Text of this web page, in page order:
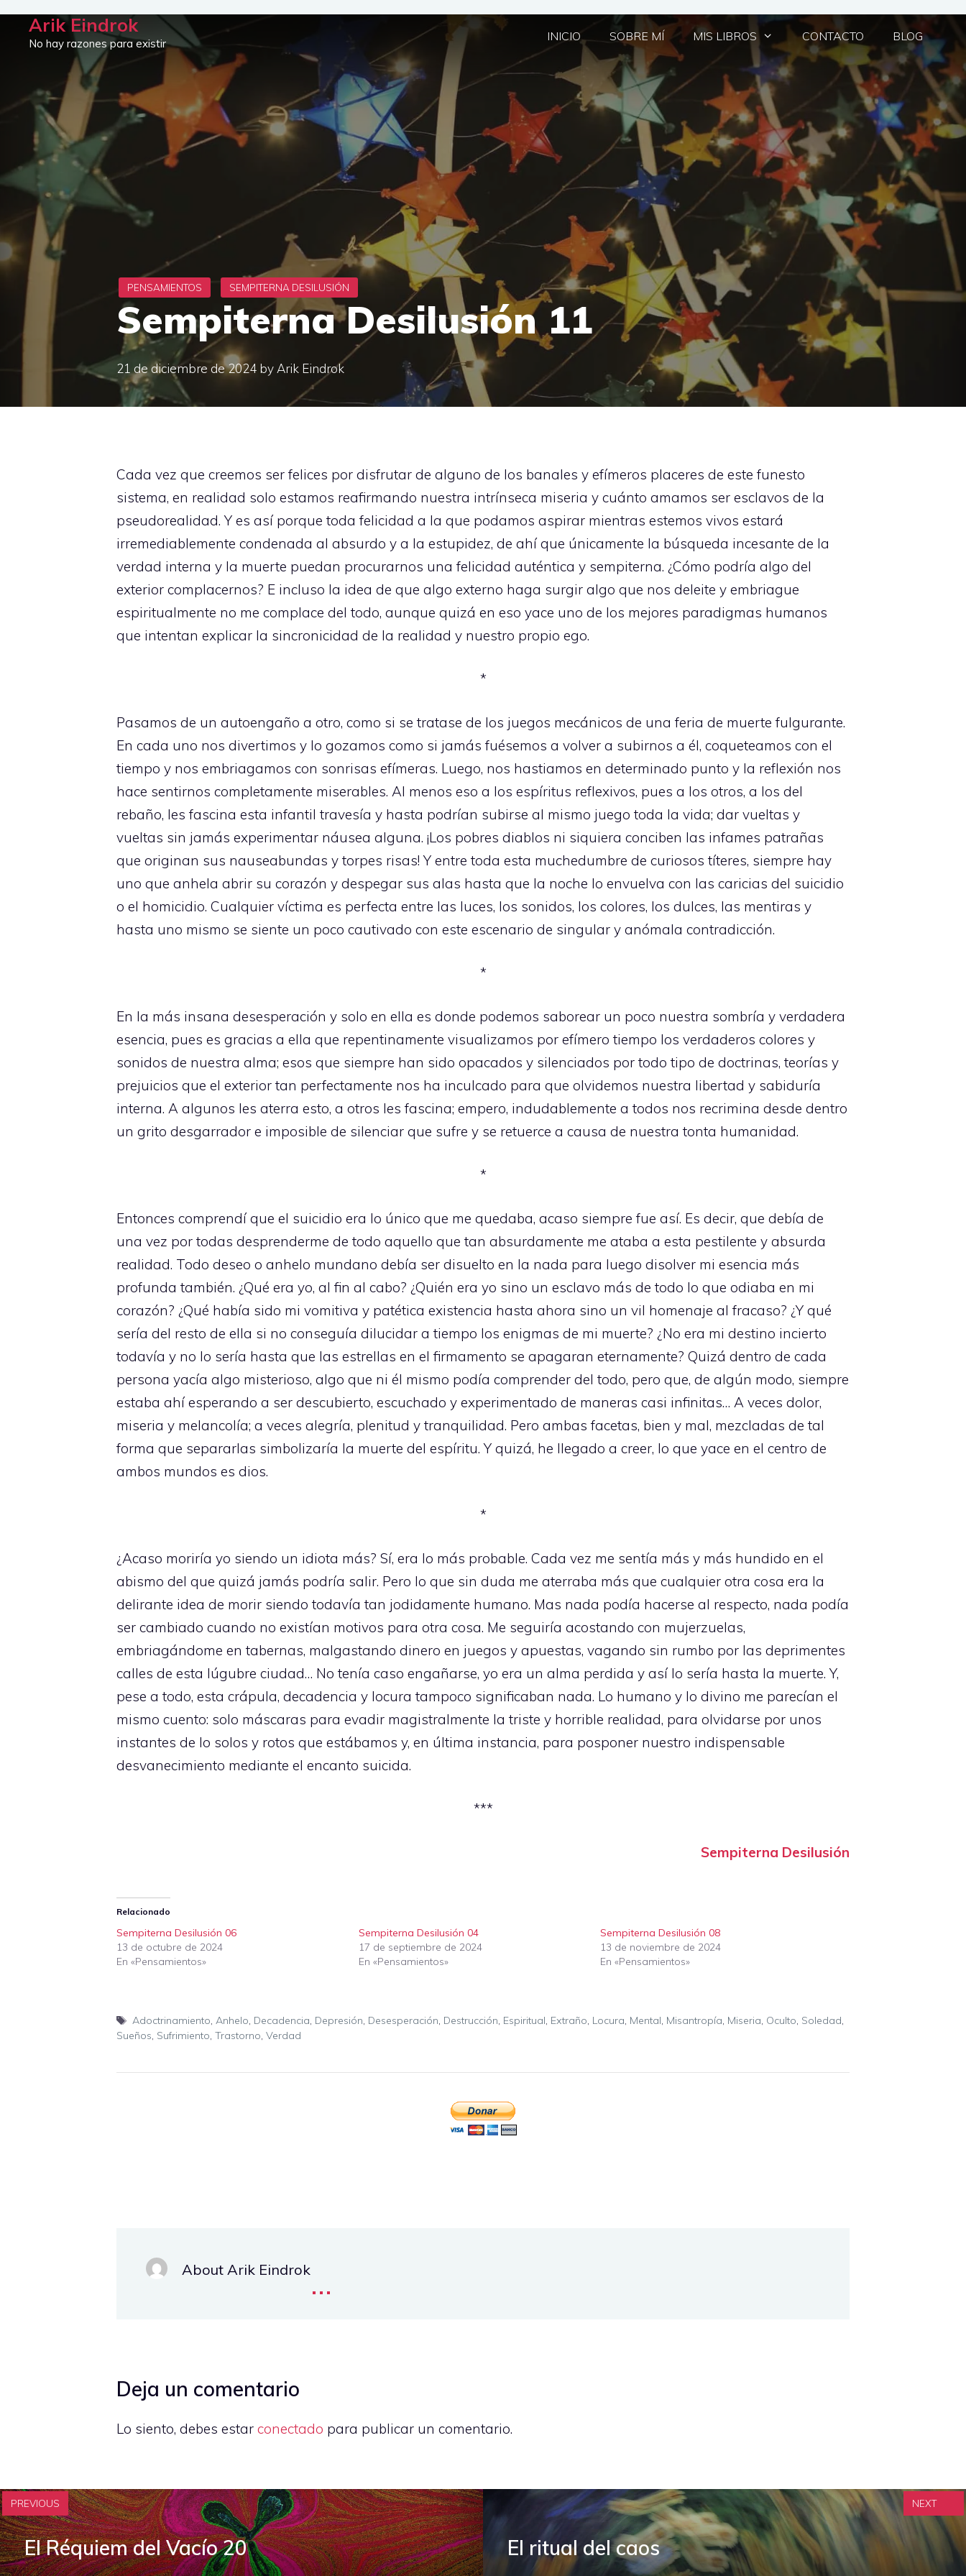
Saltar
Arik Eindrok
No hay razones para existir
INICIO SOBRE MÍ MIS LIBROS CONTACTO BLOG
Sempiterna Desilusión 11
21 de diciembre de 2024 by Arik Eindrok
Cada vez que creemos ser felices por disfrutar de alguno de los banales y efímeros placeres de este funesto
sistema, en realidad solo estamos reafirmando nuestra intrínseca miseria y cuánto amamos ser esclavos de la
pseudorealidad. Y es así porque toda felicidad a la que podamos aspirar mientras estemos vivos estará
irremediablemente condenada al absurdo y a la estupidez, de ahí que únicamente la búsqueda incesante de la
verdad interna y la muerte puedan procurarnos una felicidad auténtica y sempiterna. ¿Cómo podría algo del
exterior complacernos? E incluso la idea de que algo externo haga surgir algo que nos deleite y embriague
espiritualmente no me complace del todo, aunque quizá en eso yace uno de los mejores paradigmas humanos
que intentan explicar la sincronicidad de la realidad y nuestro propio ego.
*
Pasamos de un autoengaño a otro, como si se tratase de los juegos mecánicos de una feria de muerte fulgurante.
En cada uno nos divertimos y lo gozamos como si jamás fuésemos a volver a subirnos a él, coqueteamos con el
tiempo y nos embriagamos con sonrisas efímeras. Luego, nos hastiamos en determinado punto y la reflexión nos
hace sentirnos completamente miserables. Al menos eso a los espíritus reflexivos, pues a los otros, a los del
rebaño, les fascina esta infantil travesía y hasta podrían subirse al mismo juego toda la vida; dar vueltas y
vueltas sin jamás experimentar náusea alguna. ¡Los pobres diablos ni siquiera conciben las infames patrañas
que originan sus nauseabundas y torpes risas! Y entre toda esta muchedumbre de curiosos títeres, siempre hay
uno que anhela abrir su corazón y despegar sus alas hasta que la noche lo envuelva con las caricias del suicidio
o el homicidio. Cualquier víctima es perfecta entre las luces, los sonidos, los colores, los dulces, las mentiras y
hasta uno mismo se siente un poco cautivado con este escenario de singular y anómala contradicción.
*
En la más insana desesperación y solo en ella es donde podemos saborear un poco nuestra sombría y verdadera
esencia, pues es gracias a ella que repentinamente visualizamos por efímero tiempo los verdaderos colores y
sonidos de nuestra alma; esos que siempre han sido opacados y silenciados por todo tipo de doctrinas, teorías y
prejuicios que el exterior tan perfectamente nos ha inculcado para que olvidemos nuestra libertad y sabiduría
interna. A algunos les aterra esto, a otros les fascina; empero, indudablemente a todos nos recrimina desde dentro
un grito desgarrador e imposible de silenciar que sufre y se retuerce a causa de nuestra tonta humanidad.
*
Entonces comprendí que el suicidio era lo único que me quedaba, acaso siempre fue así. Es decir, que debía de
una vez por todas desprenderme de todo aquello que tan absurdamente me ataba a esta pestilente y absurda
realidad. Todo deseo o anhelo mundano debía ser disuelto en la nada para luego disolver mi esencia más
profunda también. ¿Qué era yo, al fin al cabo? ¿Quién era yo sino un esclavo más de todo lo que odiaba en mi
corazón? ¿Qué había sido mi vomitiva y patética existencia hasta ahora sino un vil homenaje al fracaso? ¿Y qué
sería del resto de ella si no conseguía dilucidar a tiempo los enigmas de mi muerte? ¿No era mi destino incierto
todavía y no lo sería hasta que las estrellas en el firmamento se apagaran eternamente? Quizá dentro de cada
persona yacía algo misterioso, algo que ni él mismo podía comprender del todo, pero que, de algún modo, siempre
estaba ahí esperando a ser descubierto, escuchado y experimentado de maneras casi infinitas… A veces dolor,
miseria y melancolía; a veces alegría, plenitud y tranquilidad. Pero ambas facetas, bien y mal, mezcladas de tal
forma que separarlas simbolizaría la muerte del espíritu. Y quizá, he llegado a creer, lo que yace en el centro de
ambos mundos es dios.
*
¿Acaso moriría yo siendo un idiota más? Sí, era lo más probable. Cada vez me sentía más y más hundido en el
abismo del que quizá jamás podría salir. Pero lo que sin duda me aterraba más que cualquier otra cosa era la
delirante idea de morir siendo todavía tan jodidamente humano. Mas nada podía hacerse al respecto, nada podía
ser cambiado cuando no existían motivos para otra cosa. Me seguiría acostando con mujerzuelas,
embriagándome en tabernas, malgastando dinero en juegos y apuestas, vagando sin rumbo por las deprimentes
calles de esta lúgubre ciudad… No tenía caso engañarse, yo era un alma perdida y así lo sería hasta la muerte. Y,
pese a todo, esta crápula, decadencia y locura tampoco significaban nada. Lo humano y lo divino me parecían el
mismo cuento: solo máscaras para evadir magistralmente la triste y horrible realidad, para olvidarse por unos
instantes de lo solos y rotos que estábamos y, en última instancia, para posponer nuestro indispensable
desvanecimiento mediante el encanto suicida.
***
Sempiterna Desilusión
Relacionado
Sempiterna Desilusión 06
13 de octubre de 2024
En «Pensamientos»
Sempiterna Desilusión 04
17 de septiembre de 2024
En «Pensamientos»
Sempiterna Desilusión 08
13 de noviembre de 2024
En «Pensamientos»
Etiquetas
Adoctrinamiento, Anhelo, Decadencia, Depresión, Desesperación, Destrucción, Espiritual, Extraño, Locura, Mental, Misantropía, Miseria, Oculto, Soledad,
Sueños, Sufrimiento, Trastorno, Verdad
About Arik Eindrok...
Deja un comentario
Lo siento, debes estar conectado para publicar un comentario.
PREVIOUS
El Réquiem del Vacío 20 El ritual del caos
NEXT